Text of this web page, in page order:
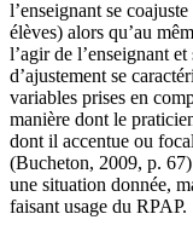
l’enseignant se
élèves) alors qu’au
l’agir de l’enseignant
d’ajustement se
variables prises en
manière dont le
dont il accentue ou
(Bucheton, 2009, p.
une situation donnée,
faisant usage du RPAP.